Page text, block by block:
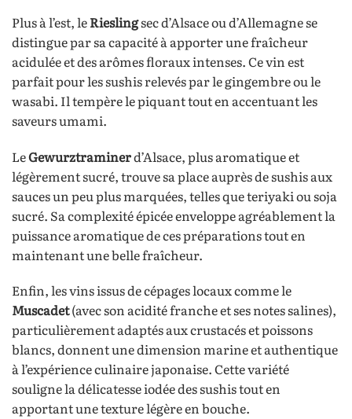
Plus à l’est, leRieslingsec d’Alsace ou d’Allemagne se
distingue par sa capacité à apporter une fraîcheur
acidulée et des arômes floraux intenses. Ce vin est
parfait pour les sushis relevés par le gingembre ou le
wasabi. Il tempère le piquant tout en accentuant les
saveurs umami.
LeGewurztraminerd’Alsace, plus aromatique et
légèrement sucré, trouve sa place auprès de sushis aux
sauces un peu plus marquées, telles que teriyaki ou soja
sucré. Sa complexité épicée enveloppe agréablement la
puissance aromatique de ces préparations tout en
maintenant une belle fraîcheur.
Enfin, les vins issus de cépages locaux comme le
Muscadet(avec son acidité franche et ses notes salines),
particulièrement adaptés aux crustacés et poissons
blancs, donnent une dimension marine et authentique
à l’expérience culinaire japonaise. Cette variété
souligne la délicatesse iodée des sushis tout en
apportant une texture légère en bouche.